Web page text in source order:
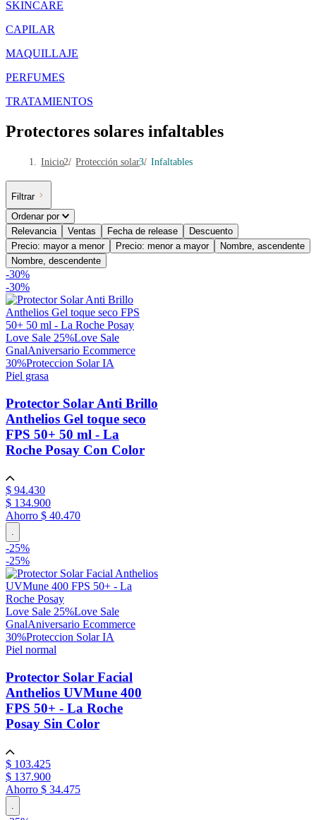
SKINCARE
CAPILAR
MAQUILLAJE
PERFUMES
TRATAMIENTOS
Protectores solares infaltables
Inicio/ Protección solar/ Infaltables
Filtrar
Ordenar por
Relevancia
Ventas Fecha de release
Descuento
Precio: mayor a menor
Precio: menor a mayor
Nombre, ascendente
Nombre, descendente
-30%
-30%
Love Sale 25%Love Sale
GnalAniversario Ecommerce
30%Proteccion Solar IA
Piel grasa
Protector Solar Anti Brillo
Anthelios Gel toque seco
FPS 50+ 50 ml - La
Roche Posay Con Color
$ 94.430
$ 134.900
Ahorro $ 40.470
-25%
-25%
Love Sale 25%Love Sale
GnalAniversario Ecommerce
30%Proteccion Solar IA
Piel normal
Protector Solar Facial
Anthelios UVMune 400
FPS 50+ - La Roche
Posay Sin Color
$ 103.425
$ 137.900
Ahorro $ 34.475